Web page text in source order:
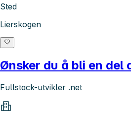
Sted
Lierskogen
Ønsker du å bli en del
Fullstack-utvikler .net